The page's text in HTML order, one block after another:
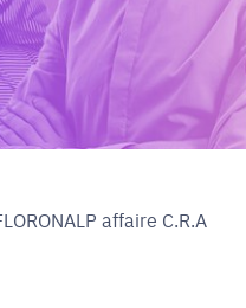
affaire C.R.A